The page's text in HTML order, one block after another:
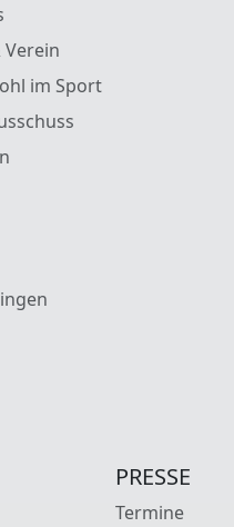
Verein
im Sport
PRESSE
Termine